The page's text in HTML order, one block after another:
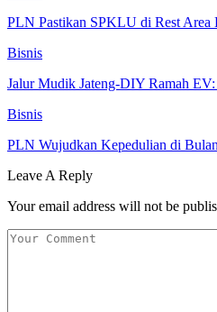
PLN Pastikan SPKLU di Rest
Bisnis
Jalur Mudik Jateng-DIY Ramah
Bisnis
PLN Wujudkan Kepedulian di
Leave A Reply
Your email address will not be